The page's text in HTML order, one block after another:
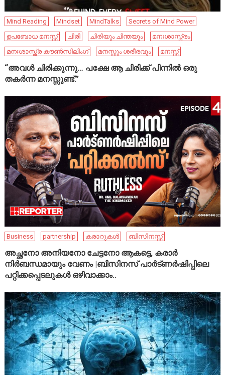
Mind Reading Mindset MindTalks
Secrets of Mind Power
ഉപബോധ മനസ്സ്
ചിരി ചിരിയും ചിന്തയും
മനഃശാസ്ത്രം
മനഃശാസ്ത്ര കൗൺസിലിംഗ്
മനസ്സും ശരീരവും മനസ്സ്
“അവൾ ചിരിക്കുന്നു… പക്ഷേ ആ ചിരിക്ക് പിന്നിൽ ഒരു
തകർന്ന മനസ്സുണ്ട്.”
Business partnership കരാറുകൾ ബിസിനസ്സ്
അച്ഛനോ അനിയനോ ചേട്ടനോ ആകട്ടെ, കരാർ
നിർബന്ധമായും വേണം |ബിസിനസ് പാർട്ണർഷിപ്പിലെ
പറ്റിക്കപ്പെടലുകൾ ഒഴിവാക്കാം..